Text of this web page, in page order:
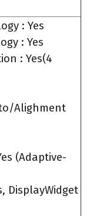
: Yes
: Yes
: Yes(4
Alighment
(Adaptive-
DisplayWidget